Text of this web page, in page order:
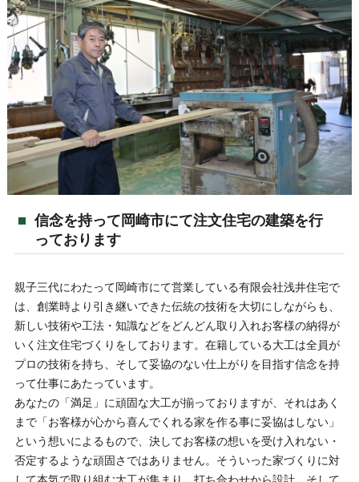
信念を持って岡崎市にて注文住宅の建築を行
っております
親子三代にわたって岡崎市にて営業している有限会社浅井住宅で
は、創業時より引き継いできた伝統の技術を大切にしながらも、
新しい技術や工法・知識などをどんどん取り入れお客様の納得が
いく注文住宅づくりをしております。在籍している大工は全員が
プロの技術を持ち、そして妥協のない仕上がりを目指す信念を持
って仕事にあたっています。
あなたの「満足」に頑固な大工が揃っておりますが、それはあく
まで「お客様が心から喜んでくれる家を作る事に妥協はしない」
という想いによるもので、決してお客様の想いを受け入れない・
否定するような頑固さではありません。そういった家づくりに対